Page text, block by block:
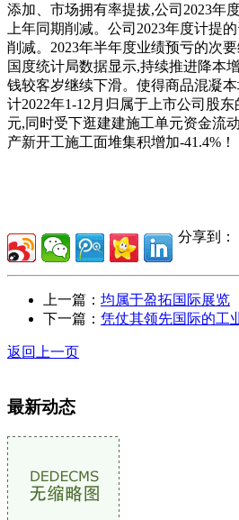
添加、市场拥有率提拔,公司2023年
上年同期削减。公司2023年度计提
削减。2023年半年度业绩预亏的次
国度统计局数据显示,持续推进降本
钱较客岁继续下滑。使得商品混凝
计2022年1-12月归属于上市公司股
元,同时受下逛建建施工单元资金流
产新开工施工面堆集积增加-41.4%！
分享到：
上一篇： 均属于盈拓国际展览
下一篇： 凭仗其领先国际的工
返回上一页
最新动态